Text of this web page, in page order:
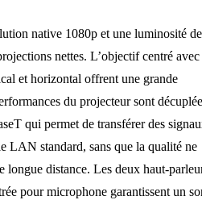
native 1080p et une luminosité de
nettes. L’objectif centré avec
et horizontal offrent une grande
du projecteur sont
qui permet de transférer des
LAN standard, sans que la qualité ne
longue distance. Les deux haut-
pour microphone garantissent un